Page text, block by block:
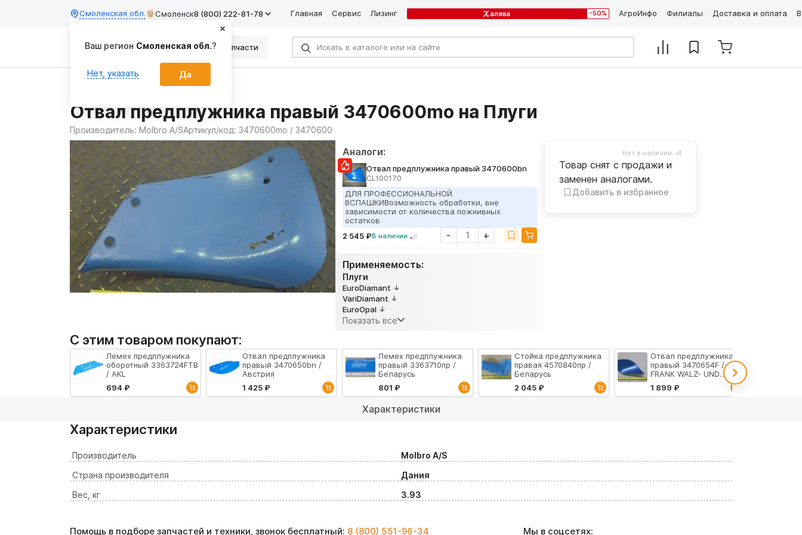
Смоленская обл. Смоленск8 (800) 222-81-78 Главная Сервис Лизинг -50% АгроИнфо Филиалы Доставка и оплата
Каталог Запчасти
Отвал предплужника правый 3470600mo на Плуги
Производитель: Molbro A/SАртикул/код: 3470600mo / 3470600
Аналоги:
Отвал предплужника правый 3470600bn
CL100170
ДЛЯ ПРОФЕССИОНАЛЬНОЙ
ВСПАШКИВозможность обработки, вне
зависимости от количества пожнивных
остатков
2 545 ₽В наличии - +
Применяемость:
Плуги
EuroDiamant
VariDiamant
EuroOpal
Показать все
Нет в наличии
Товар снят с продажи и
заменен аналогами.
Добавить в избранное
С этим товаром покупают:
Лемех предплужника
оборотный 3363724FTB
/ AKL
694 ₽
Отвал предплужника
правый 3470650bn /
Австрия
1 425 ₽
Лемех предплужника
правый 3363710пр /
Беларусь
801 ₽
Стойка предплужника
правая 4570840пр /
Беларусь
2 045 ₽
Отвал предплужника
правый 3470654F /
FRANK WALZ- UND
GmbH
1 899 ₽
Характеристики
Характеристики
Производитель
Molbro A/S
Страна производителя
Дания
Вес, кг
3.93
Помощь в подборе запчастей и техники, звонок бесплатный: 8 (800) 551-96-34 Мы в соцсетях:
Ваш регион Смоленская обл.?
Нет, указать Да